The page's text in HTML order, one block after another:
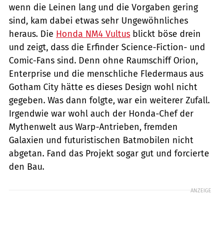
wenn die Leinen lang und die Vorgaben gering
sind, kam dabei etwas sehr Ungewöhnliches
heraus. Die Honda NM4 Vultus blickt böse drein
und zeigt, dass die Erfinder Science-Fiction- und
Comic-Fans sind. Denn ohne Raumschiff Orion,
Enterprise und die menschliche Fledermaus aus
Gotham City hätte es dieses Design wohl nicht
gegeben. Was dann folgte, war ein weiterer Zufall.
Irgendwie war wohl auch der Honda-Chef der
Mythenwelt aus Warp-Antrieben, fremden
Galaxien und futuristischen Batmobilen nicht
abgetan. Fand das Projekt sogar gut und forcierte
den Bau.
ANZEIGE